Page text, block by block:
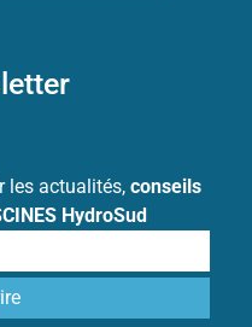
les actualités, conseils
HydroSud